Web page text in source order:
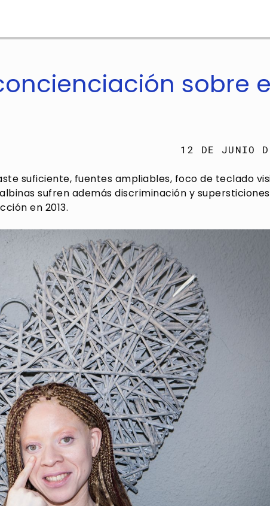
sobre
12 DE JUNIO
suficiente, fuentes ampliables, foco de teclado
sufren además discriminación y supersticiones
en 2013.